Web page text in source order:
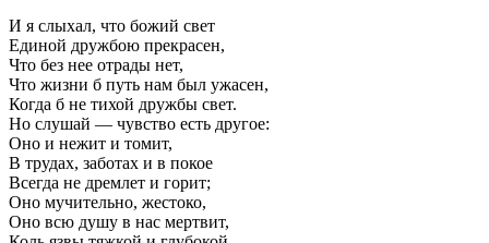
И я слыхал, что божий свет
Единой дружбою прекрасен,
Что без нее отрады нет,
Что жизни б путь нам был ужасен,
Когда б не тихой дружбы свет.
Но слушай — чувство есть другое:
Оно и нежит и томит,
В трудах, заботах и в покое
Всегда не дремлет и горит;
Оно мучительно, жестоко,
Оно всю душу в нас мертвит,